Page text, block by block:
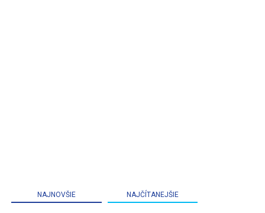
NAJNOVŠIE NAJČÍTANEJŠIE